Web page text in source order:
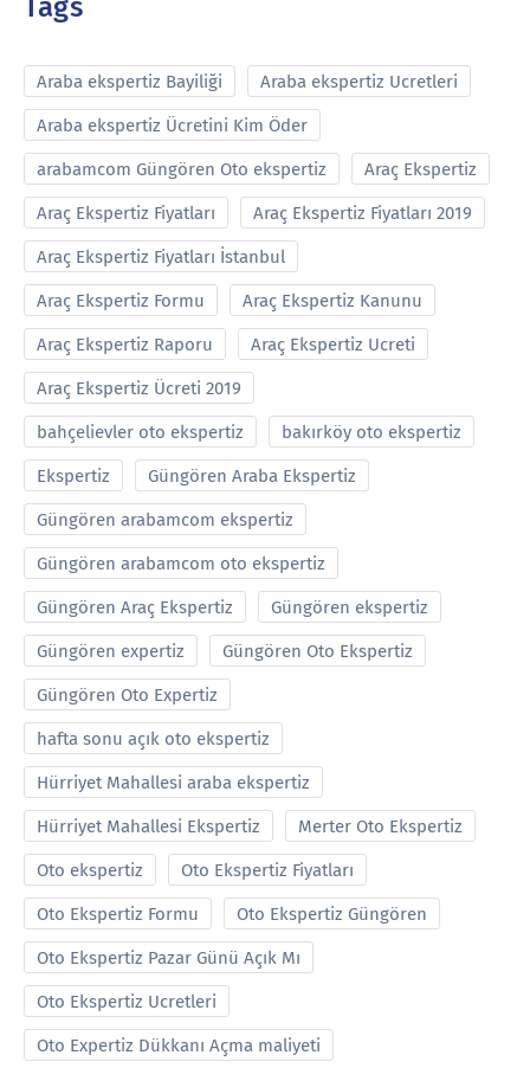
Tags
Araba ekspertiz Bayiliği Araba ekspertiz Ucretleri
Araba ekspertiz Ücretini Kim Öder
arabamcom Güngören Oto ekspertiz Araç Ekspertiz
Araç Ekspertiz Fiyatları Araç Ekspertiz Fiyatları 2019
Araç Ekspertiz Fiyatları İstanbul
Araç Ekspertiz Formu Araç Ekspertiz Kanunu
Araç Ekspertiz Raporu Araç Ekspertiz Ucreti
Araç Ekspertiz Ücreti 2019
bahçelievler oto ekspertiz bakırköy oto ekspertiz
Ekspertiz Güngören Araba Ekspertiz
Güngören arabamcom ekspertiz
Güngören arabamcom oto ekspertiz
Güngören Araç Ekspertiz Güngören ekspertiz
Güngören expertiz Güngören Oto Ekspertiz
Güngören Oto Expertiz
hafta sonu açık oto ekspertiz
Hürriyet Mahallesi araba ekspertiz
Hürriyet Mahallesi Ekspertiz Merter Oto Ekspertiz
Oto ekspertiz Oto Ekspertiz Fiyatları
Oto Ekspertiz Formu Oto Ekspertiz Güngören
Oto Ekspertiz Pazar Günü Açık Mı
Oto Ekspertiz Ucretleri
Oto Expertiz Dükkanı Açma maliyeti